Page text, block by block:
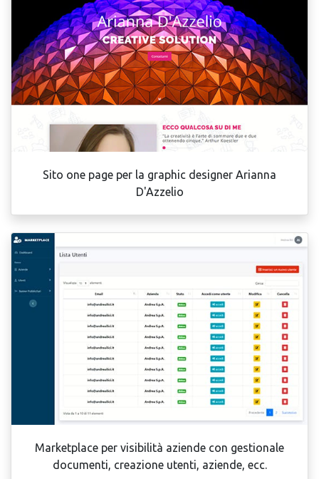
Sito one page per la graphic designer Arianna
D'Azzelio
Marketplace per visibilità aziende con gestionale
documenti, creazione utenti, aziende, ecc.